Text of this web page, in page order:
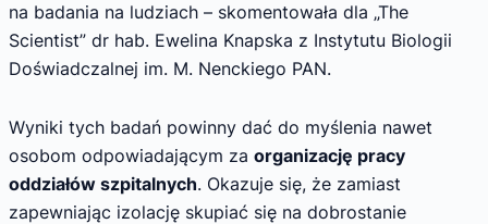
na badania na ludziach – skomentowała dla „The
Scientist” dr hab. Ewelina Knapska z Instytutu Biologii
Doświadczalnej im. M. Nenckiego PAN.
Wyniki tych badań powinny dać do myślenia nawet
osobom odpowiadającym za organizację pracy
oddziałów szpitalnych. Okazuje się, że zamiast
zapewniając izolację skupiać się na dobrostanie